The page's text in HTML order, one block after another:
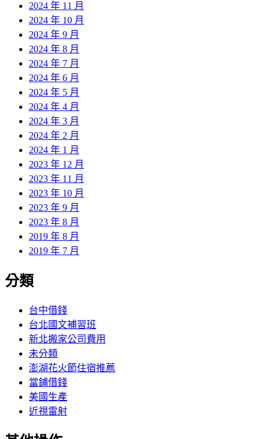
2024 年 11 月
2024 年 10 月
2024 年 9 月
2024 年 8 月
2024 年 7 月
2024 年 6 月
2024 年 5 月
2024 年 4 月
2024 年 3 月
2024 年 2 月
2024 年 1 月
2023 年 12 月
2023 年 11 月
2023 年 10 月
2023 年 9 月
2023 年 8 月
2019 年 8 月
2019 年 7 月
分類
台中借錢
台北國文補習班
新北搬家公司費用
未分類
澎湖花火節住宿推薦
當鋪借錢
美國生產
近視雷射